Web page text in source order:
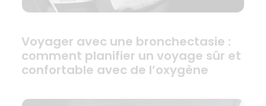
Voyager avec une bronchectasie :
comment planifier un voyage sûr et
confortable avec de l’oxygène